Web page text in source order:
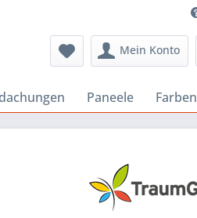
Mein Konto
Paneele Farben